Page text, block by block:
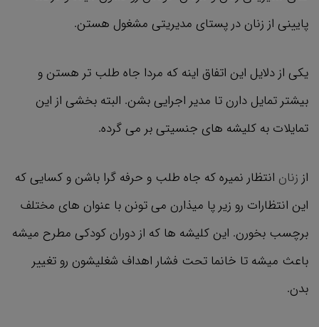
پایینی از زنان در پستای مدیریتی مشغول هستن.
یکی از دلایل این اتفاق اینه که مردا جاه‌ طلب ‌تر هستن و
بیشتر تمایل دارن تا مدیر اجرایی بشن. البته بخشی از این
تمایلات به کلیشه های جنسیتی بر می گرده.
از زنان انتظار نمیره که جاه طلب و حرفه گرا باشن و کسایی که
این انتظارات رو زیر پا میذارن می تونن با عنوان های مختلف
برچسب بخورن. این کلیشه ها که از دوران کودکی مطرح میشه
باعث میشه تا خانما تحت فشار اهداف شغلیشون رو تغییر
بدن.